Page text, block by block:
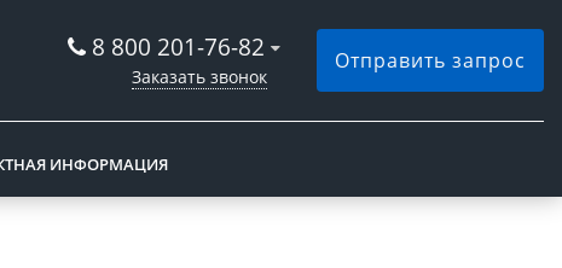
8 800 201-76-82
Заказать звонок
Отправить запрос
ИНФОРМАЦИЯ